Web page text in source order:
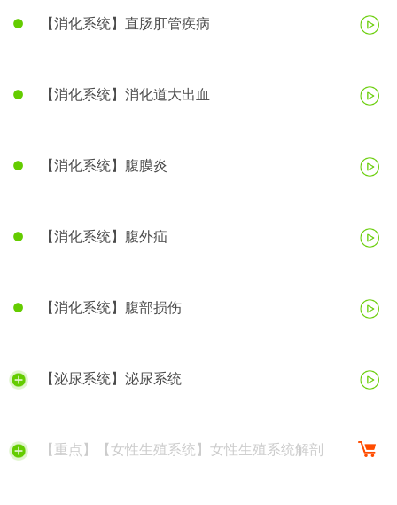
【消化系统】直肠肛管疾病
【消化系统】消化道大出血
【消化系统】腹膜炎
【消化系统】腹外疝
【消化系统】腹部损伤
【泌尿系统】泌尿系统
【重点】【女性生殖系统】女性生殖系统解剖